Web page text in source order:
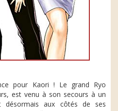
pour Kaori ! Le grand Ryo
est venu à son secours à un
désormais aux côtés de ses